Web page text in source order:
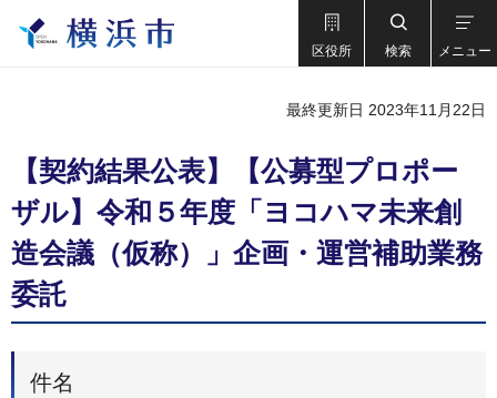
区役所 検索 メニュー
最終更新日 2023年11月22日
【契約結果公表】【公募型プロポー
ザル】令和５年度「ヨコハマ未来創
造会議（仮称）」企画・運営補助業務
委託
件名